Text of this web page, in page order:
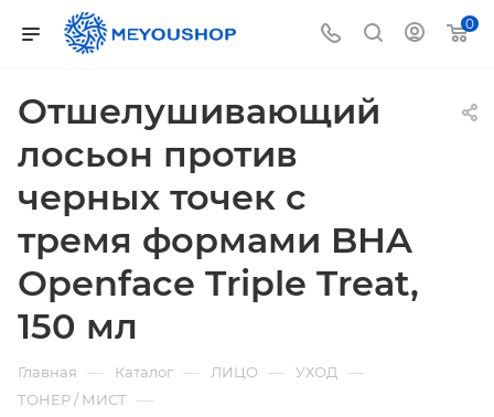
0
Отшелушивающий
лосьон против
черных точек с
тремя формами BHA
Openface Triple Treat,
150 мл
Главная — Каталог — ЛИЦО — УХОД —
ТОНЕР / МИСТ —